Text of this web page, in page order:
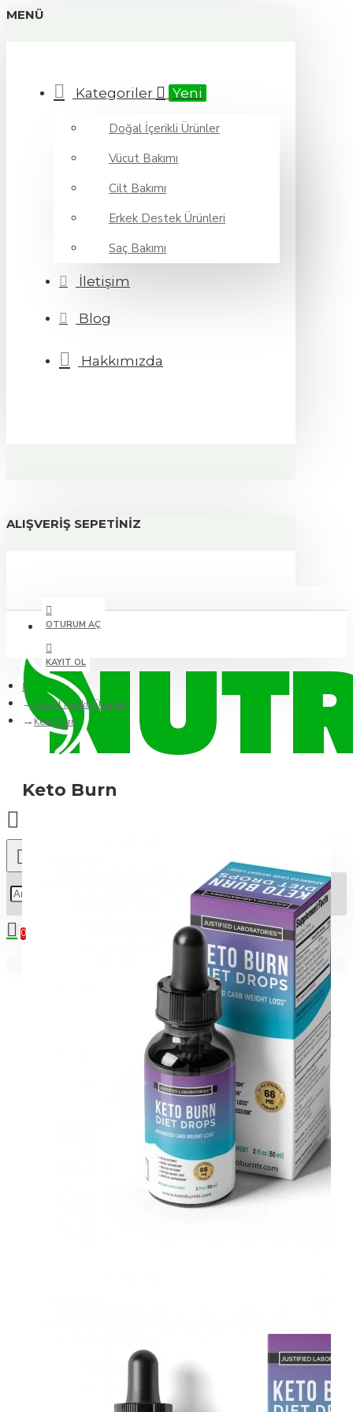
MENÜ
Kategoriler Yeni
Doğal İçerikli Ürünler
Vücut Bakımı
Cilt Bakımı
Erkek Destek Ürünleri
Saç Bakımı
İletişim
Blog
Hakkımızda
ALIŞVERIŞ SEPETINIZ
OTURUM AÇ
KAYIT OL
0
Doğal İçerikli Ürünler
Keto Burn
Keto Burn